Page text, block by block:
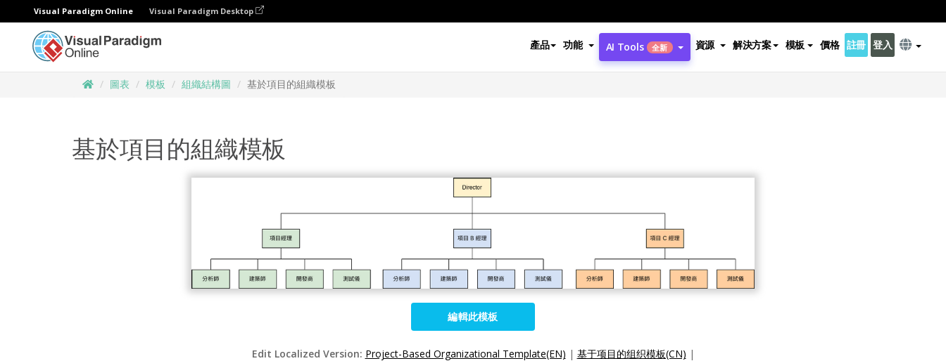
Visual Paradigm Online Visual Paradigm Desktop
產品 功能 AI Tools 全新 資源 解決方案 模板 價格 註冊 登入
圖表 模板 組織結構圖 基於項目的組織模板
基於項目的組織模板
編輯此模板
Edit Localized Version: Project-Based Organizational Template(EN) | 基于项目的组织模板(CN) |